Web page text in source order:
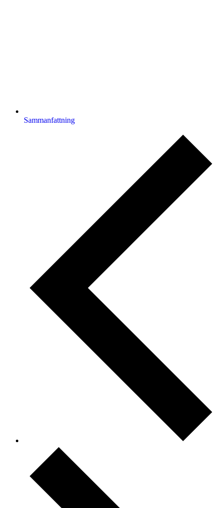
Sammanfattning